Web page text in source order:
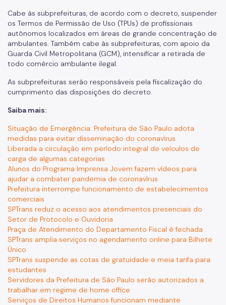
Cabe às subprefeituras, de acordo com o decreto, suspender
os Termos de Permissão de Uso (TPUs) de profissionais
autônomos localizados em áreas de grande concentração de
ambulantes. Também cabe às subprefeituras, com apoio da
Guarda Civil Metropolitana (GCM), intensificar a retirada de
todo comércio ambulante ilegal.
As subprefeituras serão responsáveis pela fiscalização do
cumprimento das disposições do decreto.
Saiba mais:
Situação de Emergência: Prefeitura de São Paulo adota
medidas para evitar disseminação do coronavírus
Liberada a circulação em período integral de veículos de
carga de algumas categorias
Alunos do Programa Imprensa Jovem fazem vídeos para
ajudar a combater pandemia de coronavírus
Prefeitura interrompe funcionamento de estabelecimentos
comerciais
SPTrans reduz o acesso aos atendimentos presenciais do
Setor de Protocolo e Ouvidoria
Praça de Atendimento do Departamento Fiscal é fechada
SPTrans amplia serviços no agendamento online para Bilhete
Único
SPTrans suspende as cotas de gratuidade e meia tarifa para
estudantes
Servidores da Prefeitura de São Paulo serão autorizados a
trabalhar em regime de home office
Serviços de Direitos Humanos funcionam mediante